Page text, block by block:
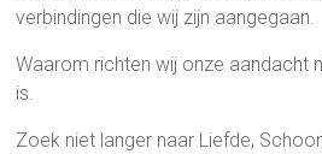
verbindingen die wij zijn aangegaan.
Waarom richten wij onze aandacht
is.
Zoek niet langer naar Liefde,